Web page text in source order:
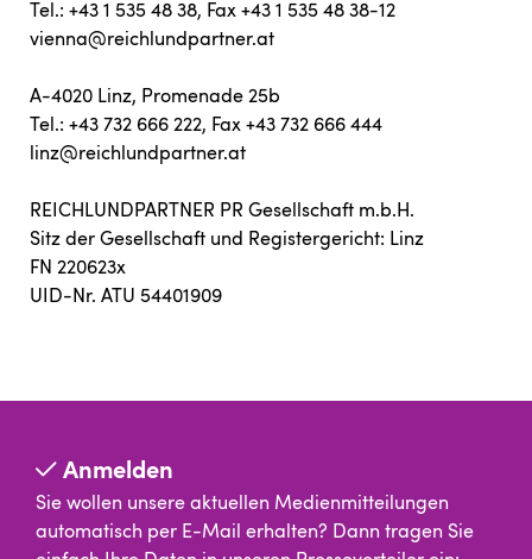
Tel.: +43 1 535 48 38, Fax +43 1 535 48 38-12
vienna@reichlundpartner.at
A-4020 Linz, Promenade 25b
Tel.: +43 732 666 222, Fax +43 732 666 444
linz@reichlundpartner.at
REICHLUNDPARTNER PR Gesellschaft m.b.H.
Sitz der Gesellschaft und Registergericht: Linz
FN 220623x
UID-Nr. ATU 54401909
Anmelden
Sie wollen unsere aktuellen Medienmitteilungen
automatisch per E-Mail erhalten? Dann tragen Sie